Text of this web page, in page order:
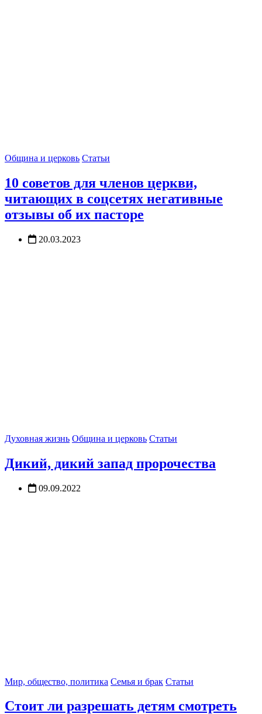
Община и церковь Статьи
10 советов для членов церкви,
читающих в соцсетях негативные
отзывы об их пасторе
20.03.2023
Духовная жизнь Община и церковь Статьи
Дикий, дикий запад пророчества
09.09.2022
Мир, общество, политика Семья и брак Статьи
Стоит ли разрешать детям смотреть